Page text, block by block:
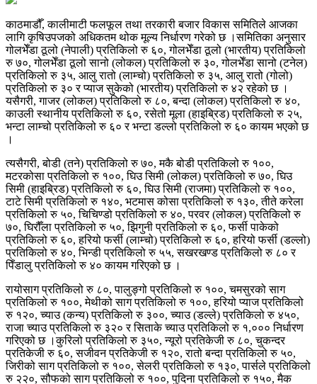
काठमाडौँ, कालीमाटी फलफूल तथा तरकारी बजार विकास समितिले आजका
लागि कृषिउपजको अधिकतम थोक मूल्य निर्धारण गरेको छ ।समितिका अनुसार
गोलभेँडा ठूलो (नेपाली) प्रतिकिलो रु ६०, गोलभेँडा ठूलो (भारतीय) प्रतिकिलो
रु ७०, गोलभेँडा ठूलो सानो (लोकल) प्रतिकिलो रु ३०, गोलभेँडा सानो (टनेल)
प्रतिकिलो रु ३५, आलु रातो (लाम्चो) प्रतिकिलो रु ३५, आलु रातो (गोलो)
प्रतिकिलो रु ३० र प्याज सुकेको (भारतीय) प्रतिकिलो रु ४२ रहेको छ ।
यसैगरी, गाजर (लोकल) प्रतिकिलो रु ८०, बन्दा (लोकल) प्रतिकिलो रु ४०,
काउली स्थानीय प्रतिकिलो रु ६०, रसेतो मूला (हाइब्रिड) प्रतिकिलो रु २५,
भन्टा लाम्चो प्रतिकिलो रु ६० र भन्टा डल्लो प्रतिकिलो रु ६० कायम भएको छ
।
त्यसैगरी, बोडी (तने) प्रतिकिलो रु ७०, मकै बोडी प्रतिकिलो रु १००,
मटरकोसा प्रतिकिलो रु १००, घिउ सिमी (लोकल) प्रतिकिलो रु ७०, घिउ
सिमी (हाइब्रिड) प्रतिकिलो रु ६०, घिउ सिमी (राजमा) प्रतिकिलो रु १००,
टाटे सिमी प्रतिकिलो रु १४०, भटमास कोसा प्रतिकिलो रु १३०, तीते करेला
प्रतिकिलो रु ५०, चिचिण्डो प्रतिकिलो रु ४०, परवर (लोकल) प्रतिकिलो रु
७०, घिरौँला प्रतिकिलो रु ५०, झिगुनी प्रतिकिलो रु ६०, फर्सी पाकेको
प्रतिकिलो रु ६०, हरियो फर्सी (लाम्चो) प्रतिकिलो रु ६०, हरियो फर्सी (डल्लो)
प्रतिकिलो रु ४०, भिन्डी प्रतिकिलो रु ५५, सखरखण्ड प्रतिकिलो रु ८० र
पिँडालु प्रतिकिलो रु ४० कायम गरिएको छ ।
रायोसाग प्रतिकिलो रु ८०, पालुङ्गो प्रतिकिलो रु १००, चमसुरको साग
प्रतिकिलो रु १००, मेथीको साग प्रतिकिलो रु १००, हरियो प्याज प्रतिकिलो
रु १२०, च्याउ (कन्य) प्रतिकिलो रु ३००, च्याउ (डल्ले) प्रतिकिलो रु ४५०,
राजा च्याउ प्रतिकिलो रु ३२० र सिताके च्याउ प्रतिकिलो रु १,००० निर्धारण
गरिएको छ ।कुरिलो प्रतिकिलो रु ३५०, न्यूरो प्रतिकेजी रु ८०, चुकन्दर
प्रतिकेजी रु ६०, सजीवन प्रतिकेजी रु १२०, रातो बन्दा प्रतिकिलो रु ५०,
जिरीको साग प्रतिकिलो रु १००, सेलरी प्रतिकिलो रु १३०, पार्सले प्रतिकिलो
रु २२०, सौफको साग प्रतिकिलो रु १००, पुदिना प्रतिकिलो रु १५०, मैक